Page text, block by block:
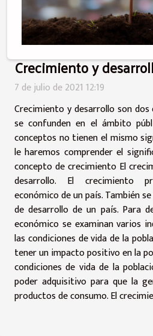
Crecimiento y
7 de julio de 2021 12:19
Crecimiento y desarrollo son
se confunden en el ámbito
conceptos no tienen el mismo
le haremos comprender el
concepto de crecimiento El
desarrollo. El crecimiento
económico de un país. También
de desarrollo de un país. Para
económico se examinan varios
las condiciones de vida de la
tener un impacto positivo en la
condiciones de vida de la
poder adquisitivo para que la
productos de consumo. El